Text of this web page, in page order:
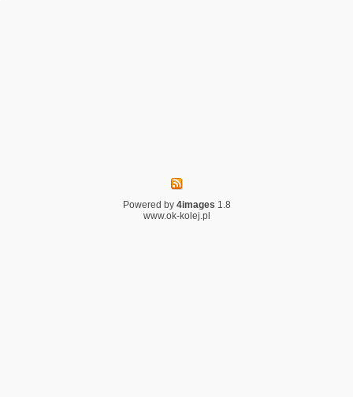
Powered by 4images 1.8
www.ok-kolej.pl